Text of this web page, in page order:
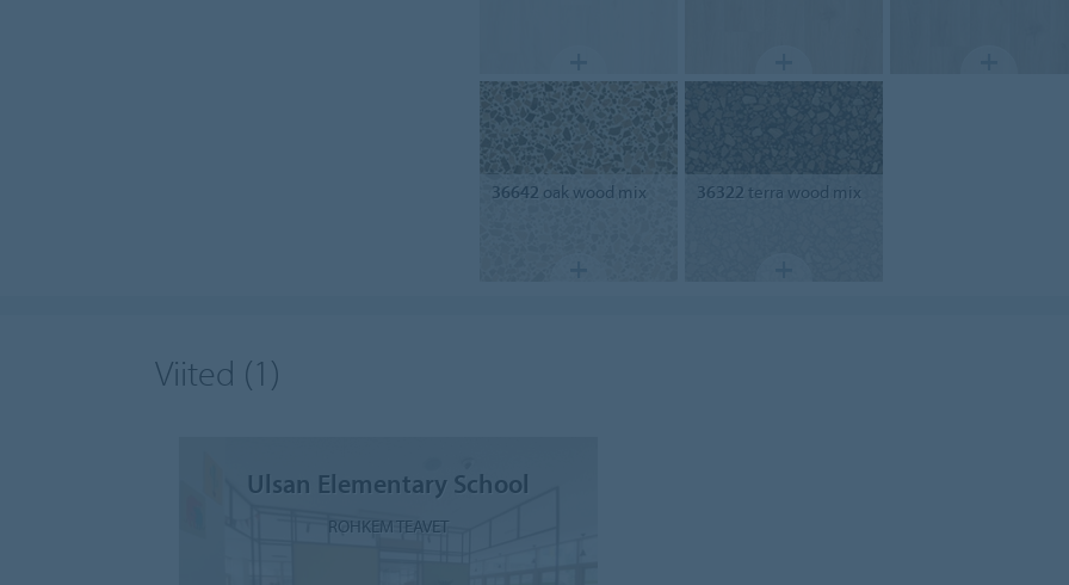
36642 oak wood mix 36322 terra wood mix
Viited (1)
Ulsan Elementary School
ROHKEM TEAVET